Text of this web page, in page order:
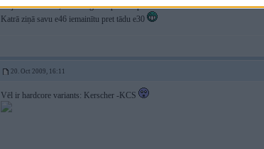
Ideju tas nemaina, OZ King ir Alpinas replikas.
Katrā ziņā savu e46 iemainītu pret tādu e30
20. Oct 2009, 16:11
Vēl ir hardcore variants: Kerscher -KCS